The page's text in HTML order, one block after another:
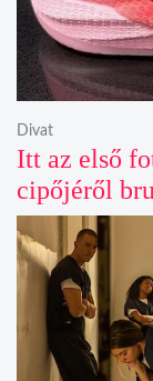
Itt az első
cipőjéről
Divat